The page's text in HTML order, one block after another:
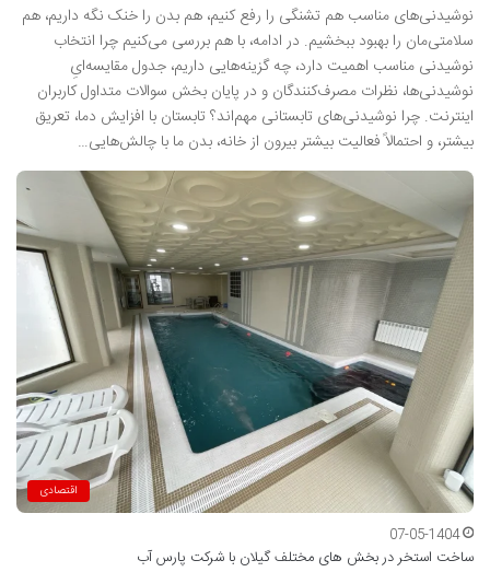
نوشیدنی‌های مناسب هم تشنگی را رفع کنیم، هم بدن را خنک نگه داریم، هم
سلامتی‌مان را بهبود ببخشیم. در ادامه، با هم بررسی می‌کنیم چرا انتخاب
نوشیدنی مناسب اهمیت دارد، چه گزینه‌هایی داریم، جدول مقایسه‌ایِ
نوشیدنی‌ها، نظرات مصرف‌کنندگان و در پایان بخش سوالات متداول کاربران
اینترنت. چرا نوشیدنی‌های تابستانی مهم‌اند؟ تابستان با افزایش دما، تعریق
بیشتر، و احتمالاً فعالیت بیشتر بیرون از خانه، بدن ما با چالش‌هایی…
اقتصادی
07-05-1404
ساخت استخر در بخش های مختلف گیلان با شرکت پارس آب